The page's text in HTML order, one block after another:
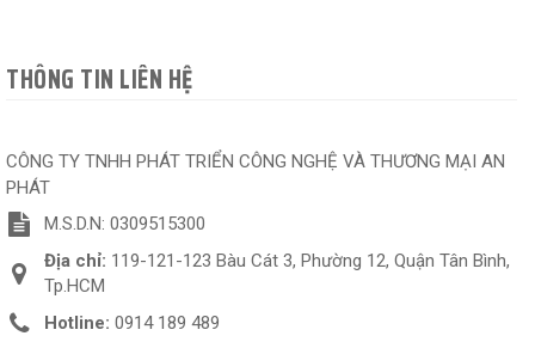
THÔNG TIN LIÊN HỆ
CÔNG TY TNHH PHÁT TRIỂN CÔNG NGHỆ VÀ THƯƠNG MẠI AN
PHÁT
M.S.D.N: 0309515300
Địa chỉ: 119-121-123 Bàu Cát 3, Phường 12, Quận Tân Bình,
Tp.HCM
Hotline: 0914 189 489